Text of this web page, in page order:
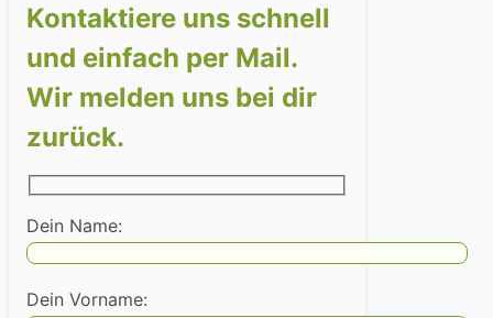
Kontaktiere uns schnell
und einfach per Mail.
Wir melden uns bei dir
zurück.
Dein Name:
Dein Vorname: